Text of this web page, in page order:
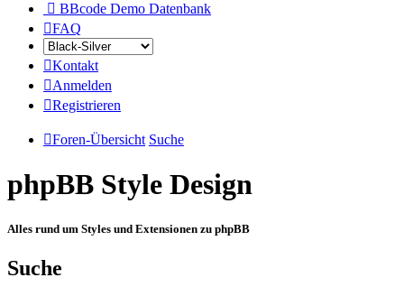
BBcode Demo Datenbank
FAQ
Kontakt
Anmelden
Registrieren
Foren-Übersicht Suche
phpBB Style Design
Alles rund um Styles und Extensionen zu phpBB
Suche